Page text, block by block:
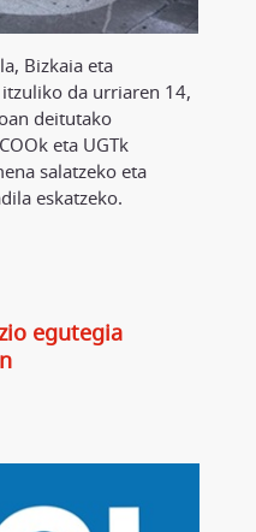
Bizkaia eta
da urriaren 14,
deitutako
eta UGTk
salatzeko eta
eskatzeko.
egutegia